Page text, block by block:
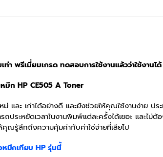
พรีเมี่ยมเกรด ทดสอบการใช้งานแล้วว่าใช้งานไ
มึก HP CE505 A Toner
ละ เก่าได้อย่างดี และยังช่วยให้คุณใช้งานง่าย ปร
หยัดเวลาในงานพิมพ์แต่ละครั้งได้เยอะ และไม่ต้
คุณรู้สึกถึงความคุ้มค่ากับค่าใช่จ่ายที่เสียไป
มึกเทียบ HP รุ่นนี้